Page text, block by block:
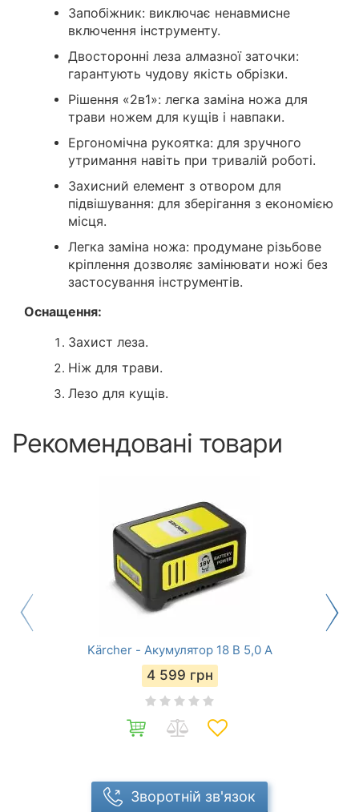
Запобіжник: виключає ненавмисне
включення інструменту.
Двосторонні леза алмазної заточки:
гарантують чудову якість обрізки.
Рішення «2в1»: легка заміна ножа для
трави ножем для кущів і навпаки.
Ергономічна рукоятка: для зручного
утримання навіть при тривалій роботі.
Захисний елемент з отвором для
підвішування: для зберігання з економією
місця.
Легка заміна ножа: продумане різьбове
кріплення дозволяє замінювати ножі без
застосування інструментів.
Оснащення:
Захист леза.
Ніж для трави.
Лезо для кущів.
Рекомендовані товари
Kärcher - Акумулятор 18 В 5,0 A
4 599 грн
Зворотній зв'язок